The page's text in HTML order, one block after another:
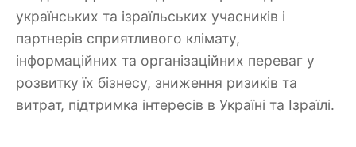
українських та ізраїльських учасників і
партнерів сприятливого клімату,
інформаційних та організаційних переваг у
розвитку їх бізнесу, зниження ризиків та
витрат, підтримка інтересів в Україні та Ізраїлі.